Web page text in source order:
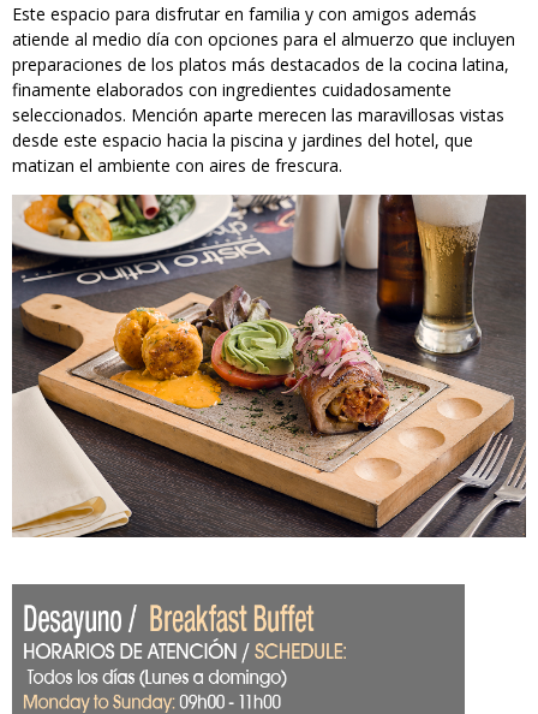
Este espacio para disfrutar en familia y con amigos además
atiende al medio día con opciones para el almuerzo que incluyen
preparaciones de los platos más destacados de la cocina latina,
finamente elaborados con ingredientes cuidadosamente
seleccionados. Mención aparte merecen las maravillosas vistas
desde este espacio hacia la piscina y jardines del hotel, que
matizan el ambiente con aires de frescura.